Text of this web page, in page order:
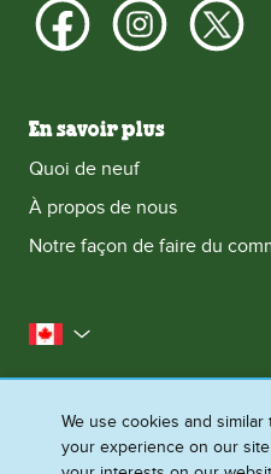
En savoir plus
Quoi de neuf
À propos de nous
Notre façon de faire du
le Canada
Contactez-nous
Avis de
We use cookies and
your experience on our